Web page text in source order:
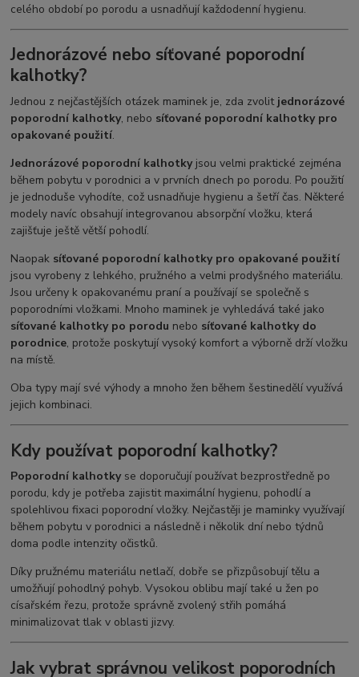
celého období po porodu a usnadňují každodenní hygienu.
Jednorázové nebo síťované poporodní
kalhotky?
Jednou z nejčastějších otázek maminek je, zda zvolit jednorázové
poporodní kalhotky, nebo síťované poporodní kalhotky pro
opakované použití.
Jednorázové poporodní kalhotkyjsou velmi praktické zejména
během pobytu v porodnici a v prvních dnech po porodu. Po použití
je jednoduše vyhodíte, což usnadňuje hygienu a šetří čas. Některé
modely navíc obsahují integrovanou absorpční vložku, která
zajišťuje ještě větší pohodlí.
Naopak síťované poporodní kalhotky pro opakované použití
jsou vyrobeny z lehkého, pružného a velmi prodyšného materiálu.
Jsou určeny k opakovanému praní a používají se společně s
poporodními vložkami. Mnoho maminek je vyhledává také jako
síťované kalhotky po porodu nebo síťované kalhotky do
porodnice, protože poskytují vysoký komfort a výborně drží vložku
na místě.
Oba typy mají své výhody a mnoho žen během šestinedělí využívá
jejich kombinaci.
Kdy používat poporodní kalhotky?
Poporodní kalhotkyse doporučují používat bezprostředně po
porodu, kdy je potřeba zajistit maximální hygienu, pohodlí a
spolehlivou fixaci poporodní vložky. Nejčastěji je maminky využívají
během pobytu v porodnici a následně i několik dní nebo týdnů
doma podle intenzity očistků.
Díky pružnému materiálu netlačí, dobře se přizpůsobují tělu a
umožňují pohodlný pohyb. Vysokou oblibu mají také u žen po
císařském řezu, protože správně zvolený střih pomáhá
minimalizovat tlak v oblasti jizvy.
Jak vybrat správnou velikost poporodních